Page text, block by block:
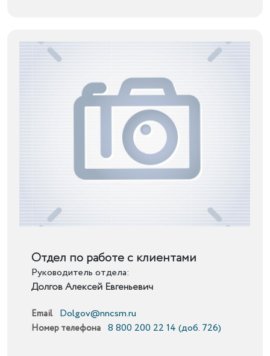
Подробнее
Отдел по работе с клиентами
Руководитель отдела:
Долгов Алексей Евгеньевич
Email Dolgov@nncsm.ru
Номер телефона 8 800 200 22 14 (доб. 726)